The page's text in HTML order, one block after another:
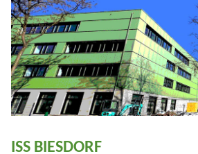
ISS BIESDORF